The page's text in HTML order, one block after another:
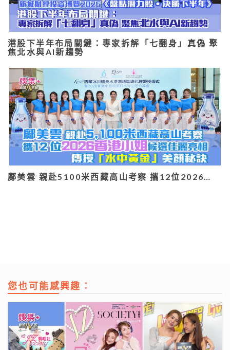
港股下半年布局關鍵：專家拆解「七翻身」真偽 聚
焦北水與AI新趨勢
鄺美雲 親赴5100米西藏高山考察 攜12位2026…
您也可能感興趣：